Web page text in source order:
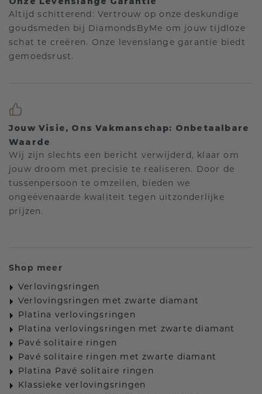
Altijd schitterend: Vertrouw op onze deskundige
goudsmeden bij DiamondsByMe om jouw tijdloze
schat te creëren. Onze levenslange garantie biedt
gemoedsrust.
Jouw Visie, Ons Vakmanschap: Onbetaalbare
Waarde
Wij zijn slechts een bericht verwijderd, klaar om
jouw droom met precisie te realiseren. Door de
tussenpersoon te omzeilen, bieden we
ongeëvenaarde kwaliteit tegen uitzonderlijke
prijzen.
Shop meer
Verlovingsringen
Verlovingsringen met zwarte diamant
Platina verlovingsringen
Platina verlovingsringen met zwarte diamant
Pavé solitaire ringen
Pavé solitaire ringen met zwarte diamant
Platina Pavé solitaire ringen
Klassieke verlovingsringen